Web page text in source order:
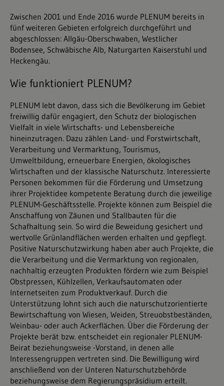
Zwischen 2001 und Ende 2016 wurde PLENUM bereits in
fünf weiteren Gebieten erfolgreich durchgeführt und
abgeschlossen: Allgäu-Oberschwaben, Westlicher
Bodensee, Schwäbische Alb, Naturgarten Kaiserstuhl und
Heckengäu.
Wie funktioniert PLENUM?
PLENUM lebt davon, dass sich die Bevölkerung im Gebiet
freiwillig dafür engagiert, den Schutz der biologischen
Vielfalt in viele Wirtschafts- und Lebensbereiche
hineinzutragen. Dazu zählen Land- und Forstwirtschaft,
Verarbeitung und Vermarktung, Tourismus,
Umweltbildung, erneuerbare Energien, ökologisches
Wirtschaften und der klassische Naturschutz. Interessierte
Personen bekommen für die Förderung und Umsetzung
ihrer Projektidee kompetente Beratung durch die jeweilige
PLENUM-Geschäftsstelle. Projekte können zum Beispiel die
Anschaffung von Zäunen und Stallbauten für die
Schafhaltung sein. So wird die Beweidung gesichert und
wertvolle Grünlandflächen werden erhalten und gepflegt.
Positive Naturschutzwirkung haben aber auch Projekte, die
die Verarbeitung und die Vermarktung von regionalen,
nachhaltig erzeugten Produkten fördern wie zum Beispiel
Obstpressen, Kühlzellen, Verkaufsautomaten oder
Internetseiten zum Produktverkauf. Durch die
Unterstützung lohnt sich auch die naturschutzorientierte
Bewirtschaftung von Wiesen, Weiden, Streuobstbeständen,
Weinbau- oder auch Ackerflächen. Über die Förderung der
Projekte berät bzw. entscheidet ein regionaler PLENUM-
Beirat beziehungsweise -Vorstand, in denen alle
Interessengruppen vertreten sind. Die Bewilligung wird
anschließend von der Unteren Naturschutzbehörde
beziehungsweise dem Regierungspräsidium erteilt.